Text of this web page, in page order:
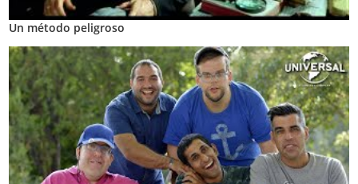
Un método peligroso